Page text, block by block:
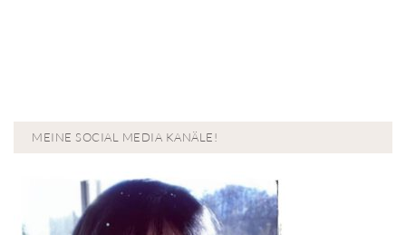
MEINE SOCIAL MEDIA KANÄLE!